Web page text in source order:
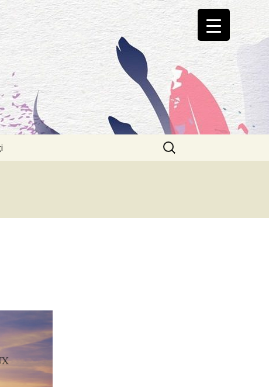
ja kärrynpyöriä
suollettua
koira oppia uutta
Haku: